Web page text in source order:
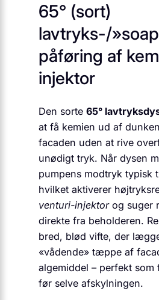
65° (sort)
lavtryks-/
påføring af
injektor
Den sorte 65°
at få kemien ud af
facaden uden at rive
unødigt tryk. Når dysen
pumpens modtryk typisk
hvilket aktiverer
venturi-injektorog suger
direkte fra beholderen.
bred, blød vifte, der
«vådende» tæppe af
algemiddel – perfekt som
før selve afskylningen.